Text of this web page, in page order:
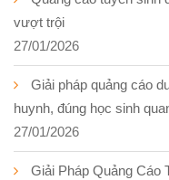
vượt trội
27/01/2026
Giải pháp quảng cáo
huynh, đúng học sinh
27/01/2026
Giải Pháp Quảng Cáo